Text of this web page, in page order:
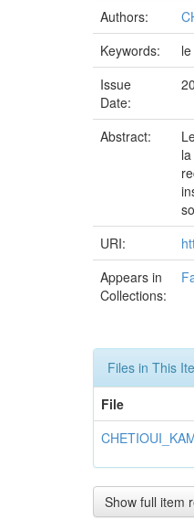
Authors:
Keywords:
Issue
Date:
Abstract:
URI:
Appears in
Collections:
Files in This
File
Show full item